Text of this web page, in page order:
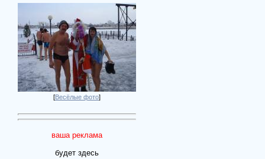
[Весёлые фото]
ваша реклама
будет здесь